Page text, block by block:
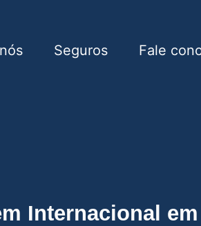
Seguros Fale
Internacional